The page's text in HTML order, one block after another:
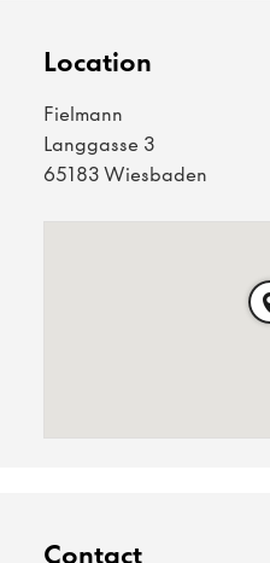
Location
Fielmann
Langgasse 3
65183 Wiesbaden
Contact